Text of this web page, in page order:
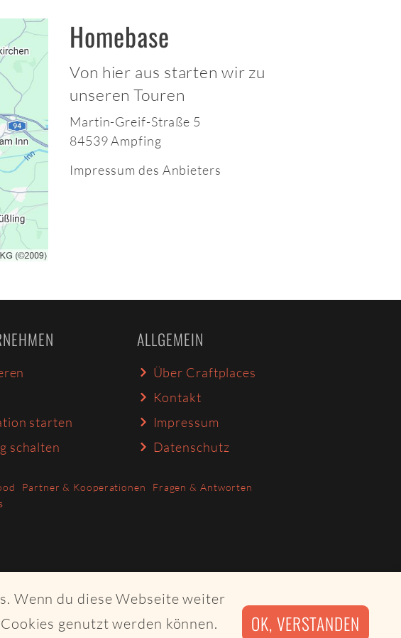
Wenn du diese Webseite weiter
genutzt werden können.
OK, VERSTANDEN
Homebase
Von hier aus starten wir zu
unseren Touren
Martin-Greif-Straße 5
84539 Ampfing
Impressum des Anbieters
starten
schalten
ALLGEMEIN
Über Craftplaces
Kontakt
Impressum
Datenschutz
Partner & Kooperationen
Fragen & Antworten